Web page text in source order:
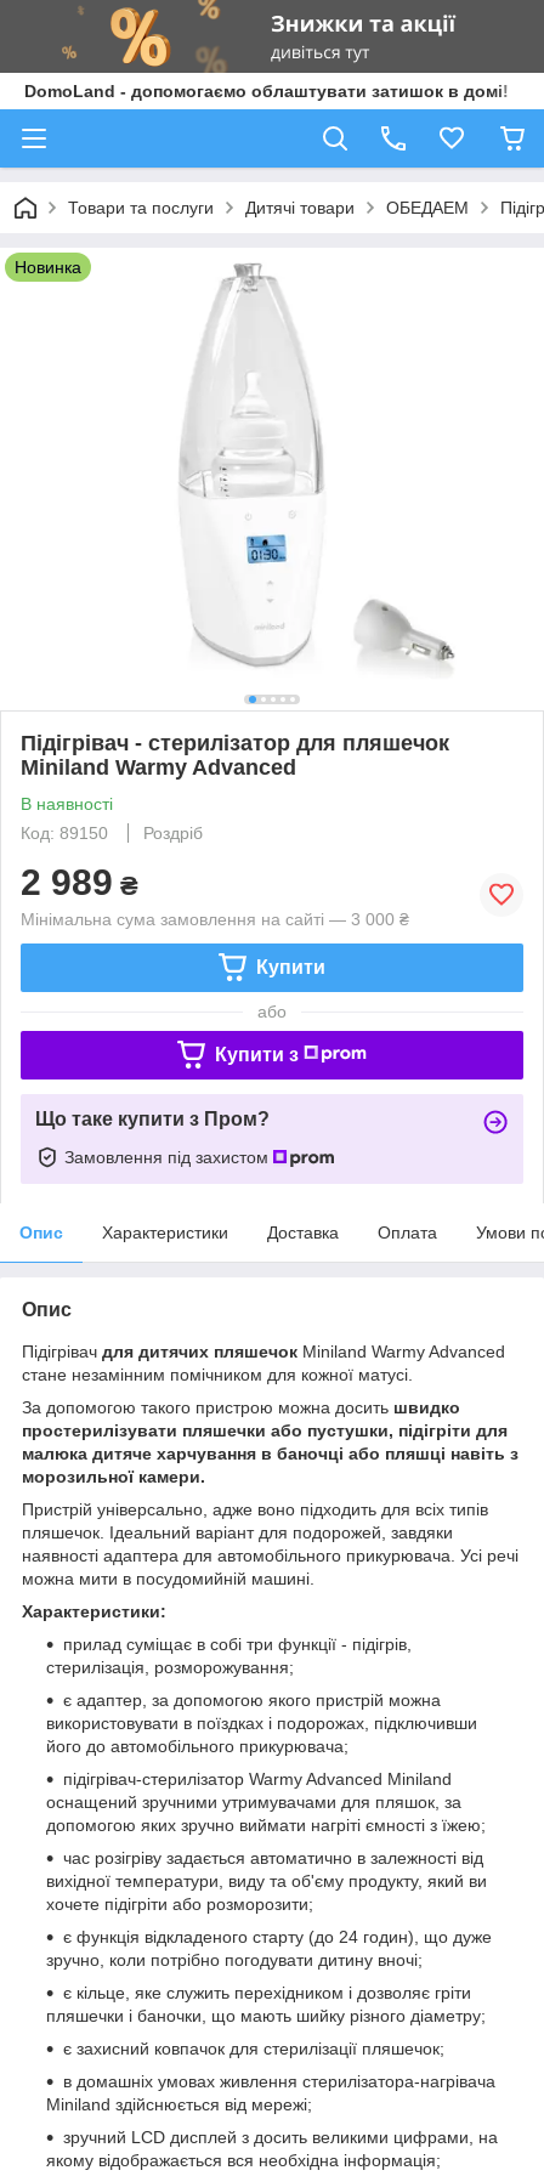
DomoLand - допомогаємо облаштувати затишок в домі!
Товари та послуги Дитячі товари ОБЕДАЕМ
Новинка
Підігрівач - cтерилізатор для пляшечок
Miniland Warmy Advanced
В наявності
Код: 89150
Роздріб
2 989 ₴
Мінімальна сума замовлення на сайті — 3 000 ₴
Купити
або
Купити з
Що таке купити з Пром?
Замовлення під захистом
Опис Характеристики Доставка Оплата Умови
Опис
Підігрівач для дитячих пляшечок Miniland Warmy Advanced
стане незамінним помічником для кожної матусі.
За допомогою такого пристрою можна досить швидко
простерилізувати пляшечки або пустушки, підігріти для
малюка дитяче харчування в баночці або пляшці навіть з
морозильної камери.
Пристрій універсально, адже воно підходить для всіх типів
пляшечок. Ідеальний варіант для подорожей, завдяки
наявності адаптера для автомобільного прикурювача. Усі речі
можна мити в посудомийній машині.
Характеристики:
прилад суміщає в собі три функції - підігрів,
стерилізація, розморожування;
є адаптер, за допомогою якого пристрій можна
використовувати в поїздках і подорожах, підключивши
його до автомобільного прикурювача;
підігрівач-стерилізатор Warmy Advanced Miniland
оснащений зручними утримувачами для пляшок, за
допомогою яких зручно виймати нагріті ємності з їжею;
час розігріву задається автоматично в залежності від
вихідної температури, виду та об'єму продукту, який ви
хочете підігріти або розморозити;
є функція відкладеного старту (до 24 годин), що дуже
зручно, коли потрібно погодувати дитину вночі;
є кільце, яке служить перехідником і дозволяє гріти
пляшечки і баночки, що мають шийку різного діаметру;
є захисний ковпачок для стерилізації пляшечок;
в домашніх умовах живлення стерилізатора-нагрівача
Miniland здійснюється від мережі;
зручний LCD дисплей з досить великими цифрами, на
якому відображається вся необхідна інформація;